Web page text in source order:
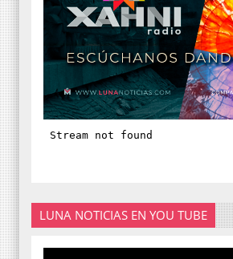
LUNA NOTICIAS EN YOU TUBE